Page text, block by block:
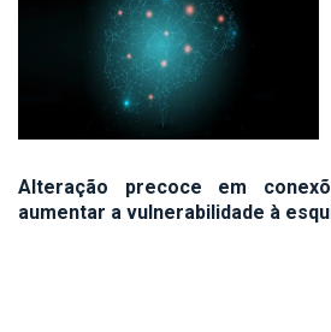
Alteração precoce em
aumentar a vulnerabilidade à